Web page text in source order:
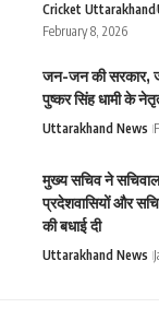
Cricket Uttarakhand
February 8, 2026
जन-जन की सरकार,
पुष्कर सिंह धामी के
Uttarakhand News
मुख्य सचिव ने
प्रदेशवासियों और
की बधाई दी
Uttarakhand News